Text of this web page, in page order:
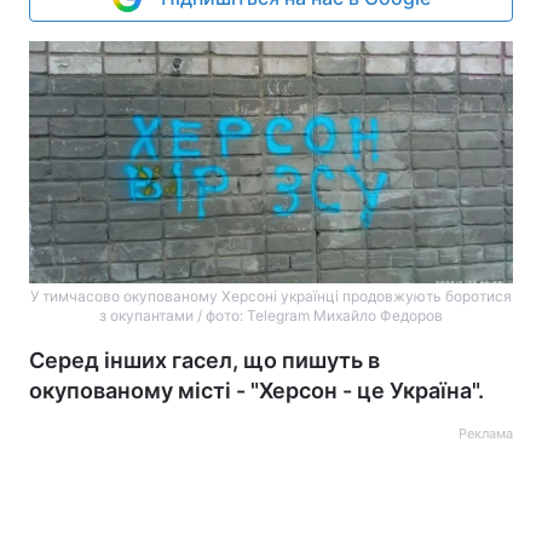
У тимчасово окупованому Херсоні українці продовжують боротися
з окупантами / фото: Telegram Михайло Федоров
Серед інших гасел, що пишуть в
окупованому місті - "Херсон - це Україна".
Реклама